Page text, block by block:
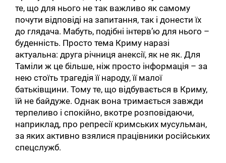
те, що для нього не так важливо як самому
почути відповіді на запитання, так і донести їх
до глядача. Мабуть, подібні інтерв’ю для нього –
буденність. Просто тема Криму наразі
актуальна: друга річниця анексії, як не як. Для
Таміли ж це більше, ніж просто інформація – за
нею стоїть трагедія її народу, її малої
батьківщини. Тому те, що відбувається в Криму,
їй не байдуже. Однак вона тримається завжди
терпеливо і спокійно, вкотре розповідаючи,
наприклад, про репресії кримських мусульман,
за яких активно взялися працівники російських
спецслужб.